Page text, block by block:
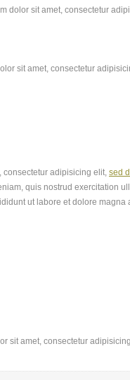
dolor sit amet, consectetur
sit amet, consectetur
consectetur adipisicing elit, sed
quis nostrud exercitation
ut labore et dolore magna
sit amet, consectetur